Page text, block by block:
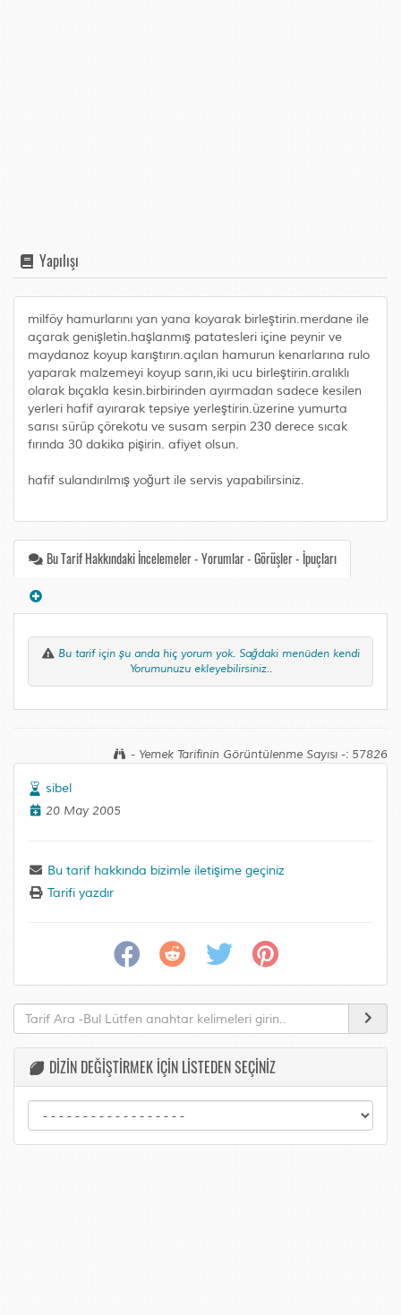
Yapılışı
milföy hamurlarını yan yana koyarak birleştirin.merdane ile
açarak genişletin.haşlanmış patatesleri içine peynir ve
maydanoz koyup karıştırın.açılan hamurun kenarlarına rulo
yaparak malzemeyi koyup sarın,iki ucu birleştirin.aralıklı
olarak bıçakla kesin.birbirinden ayırmadan sadece kesilen
yerleri hafif ayırarak tepsiye yerleştirin.üzerine yumurta
sarısı sürüp çörekotu ve susam serpin 230 derece sıcak
fırında 30 dakika pişirin. afiyet olsun.
hafif sulandırılmış yoğurt ile servis yapabilirsiniz.
Bu Tarif Hakkındaki İncelemeler - Yorumlar - Görüşler - İpuçları
Bu tarif için şu anda hiç yorum yok. Sağdaki menüden kendi
Yorumunuzu ekleyebilirsiniz..
- Yemek Tarifinin Görüntülenme Sayısı -: 57826
sibel
20 May 2005
Bu tarif hakkında bizimle iletişime geçiniz
Tarifi yazdır
DİZİN DEĞİŞTİRMEK İÇİN LİSTEDEN SEÇİNİZ